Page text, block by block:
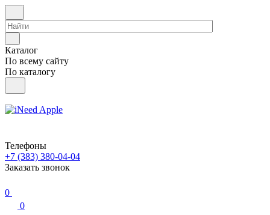
Каталог
По всему сайту
По каталогу
Телефоны
+7 (383) 380-04-04
Заказать звонок
0
0